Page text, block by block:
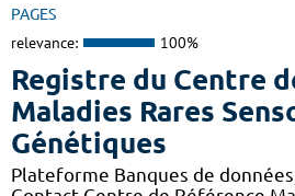
PAGES
relevance: 100%
Registre du Centre
Maladies Rares
Génétiques
Plateforme Banques de